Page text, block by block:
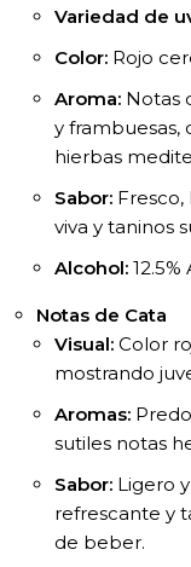
Variedad de
Color: Rojo
Aroma: Notas
y frambuesas,
hierbas
Sabor:
viva y taninos
Alcohol: 12.5%
Notas de Cata
Visual: Color
mostrando
Aromas:
sutiles notas
Sabor: Ligero
refrescante y
de beber.